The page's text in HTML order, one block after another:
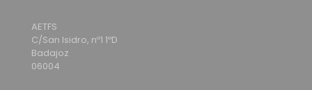
AETFS
C/San Isidro, nº1 1ºD
Badajoz
06004